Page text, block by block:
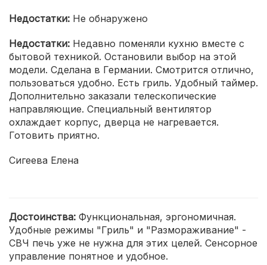
Недостатки: Не обнаружено
Недостатки: Недавно поменяли кухню вместе с
бытовой техникой. Остановили выбор на этой
модели. Сделана в Германии. Смотрится отлично,
пользоваться удобно. Есть гриль. Удобный таймер.
Дополнительно заказали телескопические
направляющие. Специальный вентилятор
охлаждает корпус, дверца не нагревается.
Готовить приятно.
Сигеева Елена
Достоинства: Функциональная, эргономичная.
Удобные режимы "Гриль" и "Размораживание" -
СВЧ печь уже не нужна для этих целей. Сенсорное
управление понятное и удобное.